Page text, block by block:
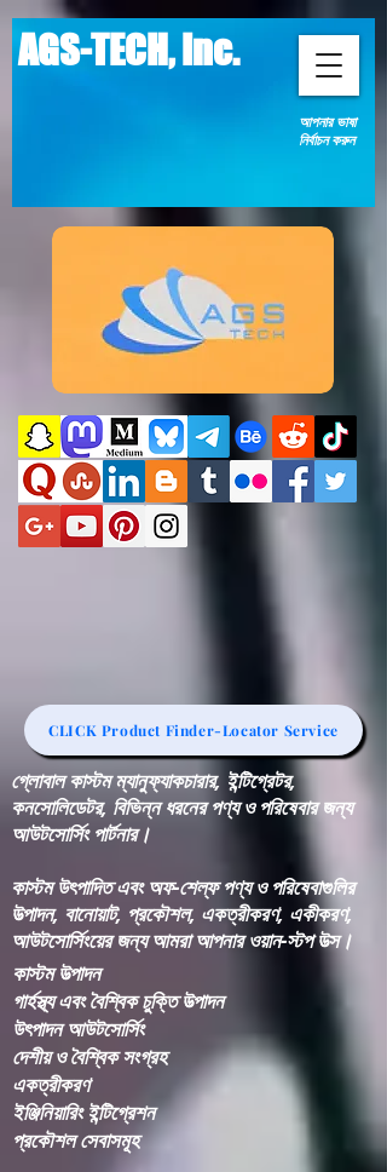
AGS-TECH, Inc.
আপনার ভাষা
নির্বাচন করুন
CLICK Product Finder-Locator Service
গ্লোবাল কাস্টম ম্যানুফ্যাকচারার, ইন্টিগ্রেটর,
কনসোলিডেটর, বিভিন্ন ধরনের পণ্য ও পরিষেবার জন্য
আউটসোর্সিং পার্টনার।
কাস্টম উৎপাদিত এবং অফ-শেল্ফ পণ্য ও পরিষেবাগুলির
উত্পাদন, বানোয়াট, প্রকৌশল, একত্রীকরণ, একীকরণ,
আউটসোর্সিংয়ের জন্য আমরা আপনার ওয়ান-স্টপ উত্স।
কাস্টম উত্পাদন
গার্হস্থ্য এবং বৈশ্বিক চুক্তি উত্পাদন
উৎপাদন আউটসোর্সিং
দেশীয় ও বৈশ্বিক সংগ্রহ
একত্রীকরণ​
ইঞ্জিনিয়ারিং ইন্টিগ্রেশন​
প্রকৌশল সেবাসমূহ